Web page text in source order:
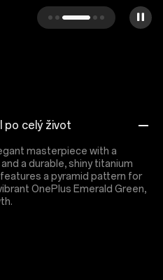
po celý život
masterpiece with a
a durable, shiny titanium
a pyramid pattern for
OnePlus Emerald Green,